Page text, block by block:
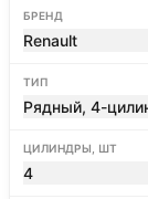
БРЕНД
Renault
ТИП
Рядный, 4-
ЦИЛИНДРЫ, ШТ
4